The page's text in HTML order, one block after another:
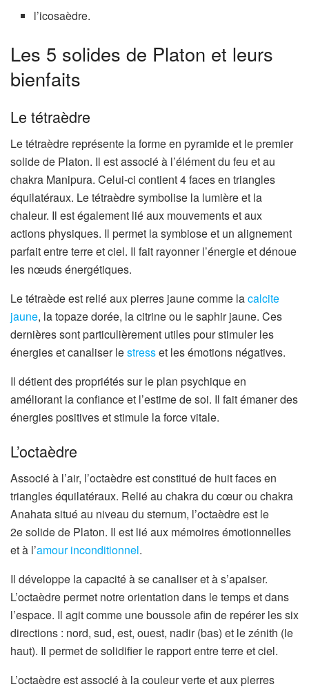
l’icosaèdre.
Les 5 solides de Platon et leurs
bienfaits
Le tétraèdre
Le tétraèdre représente la forme en pyramide et le premier
solide de Platon. Il est associé à l’élément du feu et au
chakra Manipura. Celui-ci contient 4 faces en triangles
équilatéraux. Le tétraèdresymbolise la lumière et la
chaleur. Il est également lié aux mouvements et aux
actions physiques. Il permet la symbiose et un alignement
parfait entre terre et ciel. Il fait rayonner l’énergie et dénoue
les nœuds énergétiques.
Le tétraède est relié aux pierres jaune comme lacalcite
jaune, la topaze dorée, la citrine ou le saphir jaune. Ces
dernières sont particulièrement utiles pour stimuler les
énergies et canaliser lestresset les émotions négatives.
Il détient des propriétés sur le plan psychique en
améliorant la confiance et l’estime de soi. Il fait émaner des
énergies positives et stimule la force vitale.
L’octaèdre
Associé à l’air, l’octaèdre est constitué de huit faces en
triangles équilatéraux. Relié au chakra du cœur ou chakra
Anahata situé au niveau du sternum, l’octaèdre est le
2e solide de Platon. Il est lié aux mémoires émotionnelles
et à l’amour inconditionnel.
Il développe la capacité à se canaliser et à s’apaiser.
L’octaèdre permet notre orientation dans le temps et dans
l’espace. Il agit comme une boussole afin de repérer les six
directions : nord, sud, est, ouest, nadir (bas) et le zénith (le
haut). Il permet de solidifier le rapport entre terre et ciel.
L’octaèdre est associé à la couleur verte et aux pierres